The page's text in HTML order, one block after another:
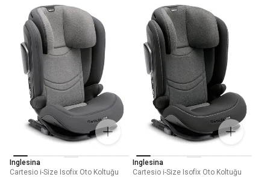
Inglesina
Cartesio i-Size Isofix Oto Koltuğu
Inglesina
Cartesio i-Size Isofix Oto Koltuğu